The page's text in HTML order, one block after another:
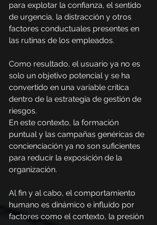
para explotar la confianza, el sentido
de urgencia, la distracción y otros
factores conductuales presentes en
las rutinas de los empleados.
Como resultado, el usuario ya no es
solo un objetivo potencial y se ha
convertido en una variable crítica
dentro de la estrategia de gestión de
riesgos.
En este contexto, la formación
puntual y las campañas genéricas de
concienciación ya no son suficientes
para reducir la exposición de la
organización.
Al fin y al cabo, el comportamiento
humano es dinámico e influido por
factores como el contexto, la presión